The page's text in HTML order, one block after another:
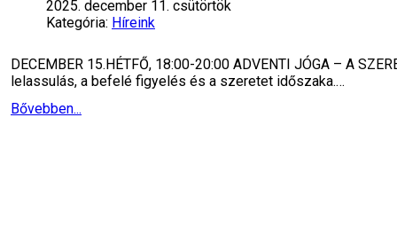
2025. december 11. csütörtök
Kategória: Híreink
DECEMBER 15.HÉTFŐ, 18:00-20:00 ADVENTI JÓGA – A
lelassulás, a befelé figyelés és a szeretet időszaka.…
Bővebben...